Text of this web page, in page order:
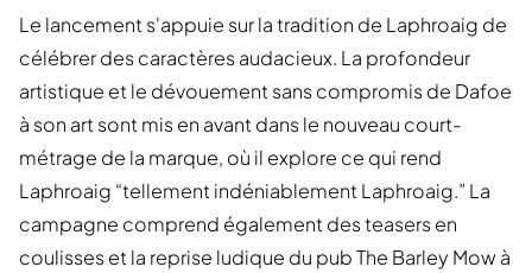
Le lancement s'appuie sur la tradition de Laphroaig de
célébrer des caractères audacieux. La profondeur
artistique et le dévouement sans compromis de Dafoe
à son art sont mis en avant dans le nouveau court-
métrage de la marque, où il explore ce qui rend
Laphroaig “tellement indéniablement Laphroaig.” La
campagne comprend également des teasers en
coulisses et la reprise ludique du pub The Barley Mow à